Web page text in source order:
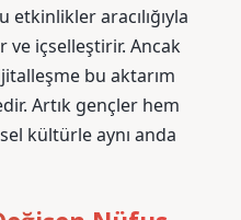
etkinlikler aracılığıyla
içselleştirir. Ancak
bu aktarım
Artık gençler hem
kültürle aynı anda